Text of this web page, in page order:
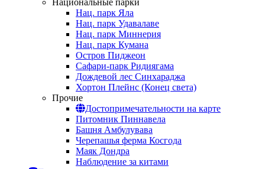
Национальные парки
Нац. парк Яла
Нац. парк Удавалаве
Нац. парк Миннерия
Нац. парк Кумана
Остров Пиджеон
Сафари-парк Ридиягама
Дождевой лес Синхараджа
Хортон Плейнс (Конец света)
Прочие
Достопримечательности на карте
Питомник Пиннавела
Башня Амбулувава
Черепашья ферма Косгода
Маяк Дондра
Наблюдение за китами